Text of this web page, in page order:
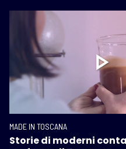
MADE IN TOSCANA
Storie di moderni